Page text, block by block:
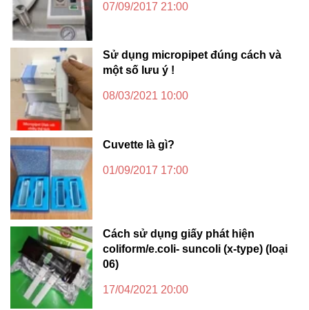
07/09/2017 21:00
Sử dụng micropipet đúng cách và
một số lưu ý !
08/03/2021 10:00
Cuvette là gì?
01/09/2017 17:00
Cách sử dụng giấy phát hiện
coliform/e.coli- suncoli (x-type) (loại
06)
17/04/2021 20:00